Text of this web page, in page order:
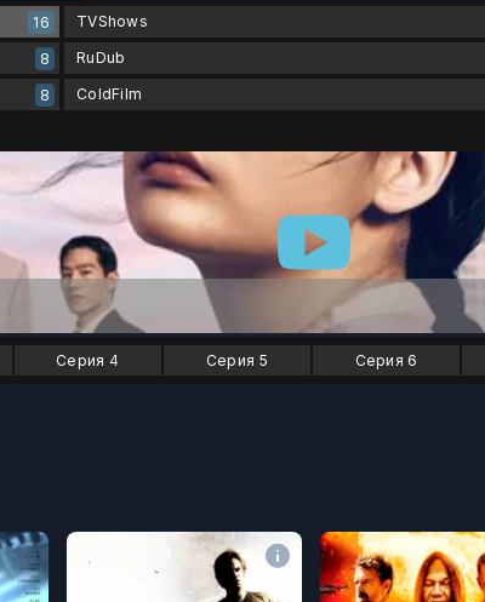
16 TVShows
8 RuDub
8 ColdFilm
Серия 4 Серия 5 Серия 6